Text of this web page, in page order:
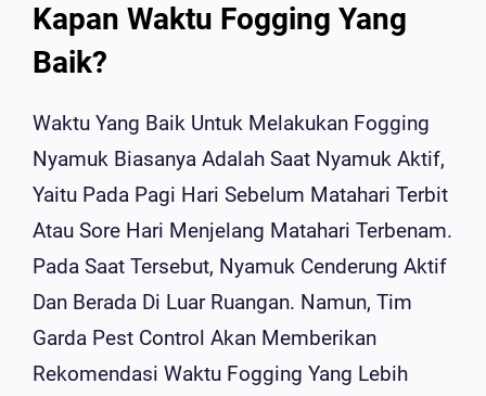
Kapan Waktu Fogging Yang
Baik?
Waktu Yang Baik Untuk Melakukan Fogging
Nyamuk Biasanya Adalah Saat Nyamuk Aktif,
Yaitu Pada Pagi Hari Sebelum Matahari Terbit
Atau Sore Hari Menjelang Matahari Terbenam.
Pada Saat Tersebut, Nyamuk Cenderung Aktif
Dan Berada Di Luar Ruangan. Namun, Tim
Garda Pest Control Akan Memberikan
Rekomendasi Waktu Fogging Yang Lebih